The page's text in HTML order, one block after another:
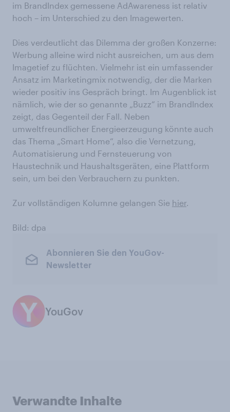
im BrandIndex gemessene AdAwareness ist relativ
hoch – im Unterschied zu den Imagewerten.
Dies verdeutlicht das Dilemma der großen Konzerne:
Werbung alleine wird nicht ausreichen, um aus dem
Imagetief zu flüchten. Vielmehr ist ein umfassender
Ansatz im Marketingmix notwendig, der die Marken
wieder positiv ins Gespräch bringt. Im Augenblick ist
nämlich, wie der so genannte „Buzz“ im BrandIndex
zeigt, das Gegenteil der Fall. Neben
umweltfreundlicher Energieerzeugung könnte auch
das Thema „Smart Home“, also die Vernetzung,
Automatisierung und Fernsteuerung von
Haustechnik und Haushaltsgeräten, eine Plattform
sein, um bei den Verbrauchern zu punkten.
Zur vollständigen Kolumne gelangen Sie hier.
Bild: dpa
Abonnieren Sie den YouGov-
Newsletter
YouGov
Verwandte Inhalte